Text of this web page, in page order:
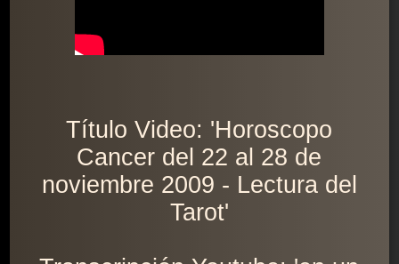
Título Video: 'Horoscopo
Cancer del 22 al 28 de
noviembre 2009 - Lectura del
Tarot'